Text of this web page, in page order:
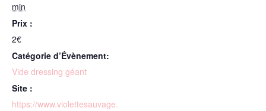
min
Prix :
2€
Catégorie d’Évènement:
Vide dressing géant
Site :
https://www.violettesauvage.